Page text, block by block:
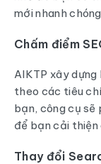
mới nhanh
Chấm điểm
AIKTP xây dựng
theo các tiêu
bạn, công cụ sẽ
để bạn cải
Thay đổi